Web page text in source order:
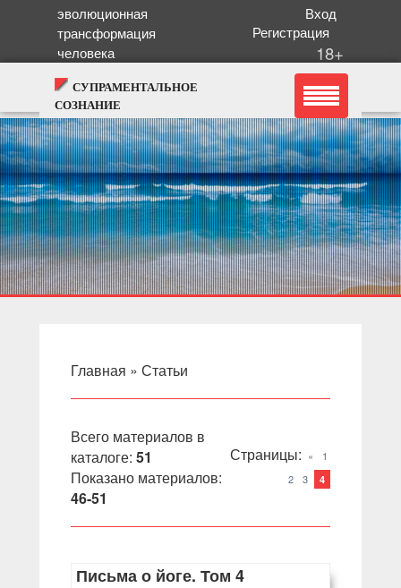
эволюционная
трансформация
человека
Вход
Регистрация
18+
СУПРАМЕНТАЛЬНОЕ
СОЗНАНИЕ
Главная » Статьи
Всего материалов в
каталоге: 51
Показано материалов:
46-51
Страницы: «
1
2
3 4
Письма о йоге. Том 4